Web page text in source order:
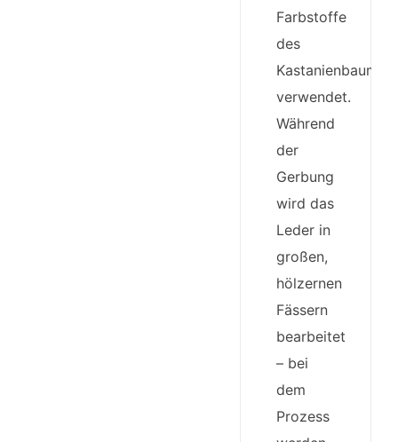
Farbstoffe
des
Kastanienbaumes
verwendet.
Während
der
Gerbung
wird das
Leder in
großen,
hölzernen
Fässern
bearbeitet
– bei
dem
Prozess